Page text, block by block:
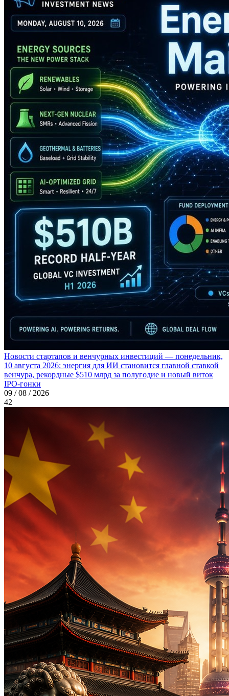
Новости стартапов и венчурных инвестиций — понедельник,
10 августа 2026: энергия для ИИ становится главной ставкой
венчура, рекордные $510 млрд за полугодие и новый виток
IPO-гонки
09 / 08 / 2026
42